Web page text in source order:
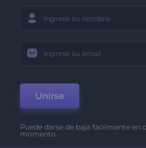
Unirse
Puede darse de baja fácilmente en
momento.